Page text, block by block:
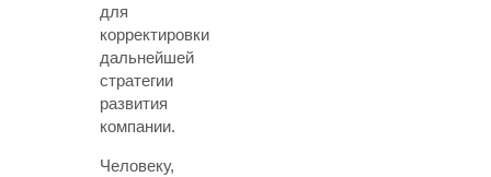
для
корректировки
дальнейшей
стратегии
развития
компании.
Человеку,